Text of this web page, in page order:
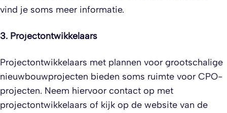
vind je soms meer informatie.
3. Projectontwikkelaars
Projectontwikkelaars met plannen voor grootschalige
nieuwbouwprojecten bieden soms ruimte voor CPO-
projecten. Neem hiervoor contact op met
projectontwikkelaars of kijk op de website van de